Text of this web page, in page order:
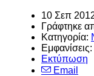
10 Σεπ
Γράφτηκε
Κατηγορία:
Εκτύπωση
Email